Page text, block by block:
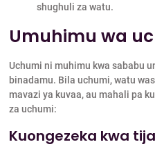
shughuli za watu.
Umuhimu wa
Uchumi ni muhimu kwa sababu
binadamu. Bila uchumi, watu
mavazi ya kuvaa, au mahali pa
za uchumi:
Kuongezeka kwa tija